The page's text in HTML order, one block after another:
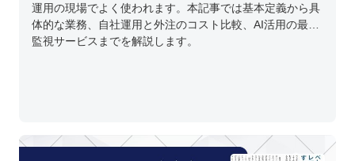
運用の現場でよく使われます。本記事では基本定義から具
体的な業務、自社運用と外注のコスト比較、AI活用の最新
監視サービスまでを解説します。